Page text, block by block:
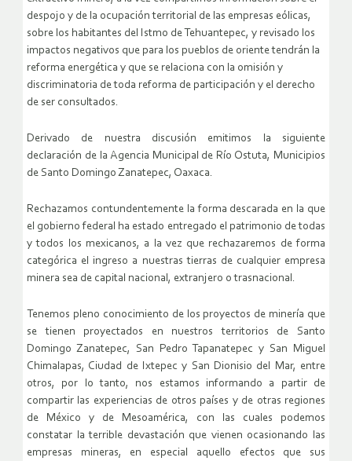
despojo y de la ocupación territorial de las empresas eólicas,
sobre los habitantes del Istmo de Tehuantepec, y revisado los
impactos negativos que para los pueblos de oriente tendrán la
reforma energética y que se relaciona con la omisión y
discriminatoria de toda reforma de participación y el derecho
de ser consultados.
Derivado de nuestra discusión emitimos la siguiente
declaración de la Agencia Municipal de Río Ostuta, Municipios
de Santo Domingo Zanatepec, Oaxaca.
Rechazamos contundentemente la forma descarada en la que
el gobierno federal ha estado entregado el patrimonio de todas
y todos los mexicanos, a la vez que rechazaremos de forma
categórica el ingreso a nuestras tierras de cualquier empresa
minera sea de capital nacional, extranjero o trasnacional.
Tenemos pleno conocimiento de los proyectos de minería que
se tienen proyectados en nuestros territorios de Santo
Domingo Zanatepec, San Pedro Tapanatepec y San Miguel
Chimalapas, Ciudad de Ixtepec y San Dionisio del Mar, entre
otros, por lo tanto, nos estamos informando a partir de
compartir las experiencias de otros países y de otras regiones
de México y de Mesoamérica, con las cuales podemos
constatar la terrible devastación que vienen ocasionando las
empresas mineras, en especial aquello efectos que sus